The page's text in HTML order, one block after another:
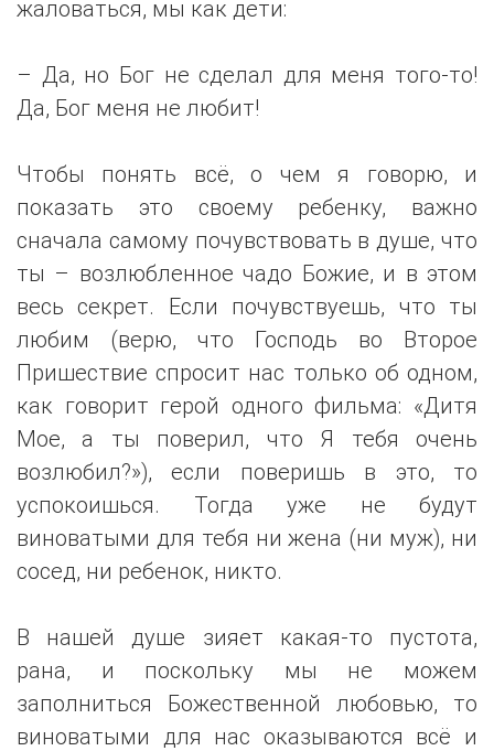
жаловаться, мы как дети:
– Да, но Бог не сделал для меня того-то!
Да, Бог меня не любит!
Чтобы понять всё, о чем я говорю, и
показать это своему ребенку, важно
сначала самому почувствовать в душе, что
ты – возлюбленное чадо Божие, и в этом
весь секрет. Если почувствуешь, что ты
любим (верю, что Господь во Второе
Пришествие спросит нас только об одном,
как говорит герой одного фильма: «Дитя
Мое, а ты поверил, что Я тебя очень
возлюбил?»), если поверишь в это, то
успокоишься. Тогда уже не будут
виноватыми для тебя ни жена (ни муж), ни
сосед, ни ребенок, никто.
В нашей душе зияет какая-то пустота,
рана, и поскольку мы не можем
заполниться Божественной любовью, то
виноватыми для нас оказываются всё и